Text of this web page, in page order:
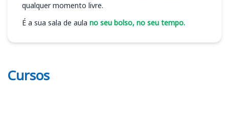
qualquer momento livre.
É a sua sala de aula no seu bolso, no seu tempo.
Cursos